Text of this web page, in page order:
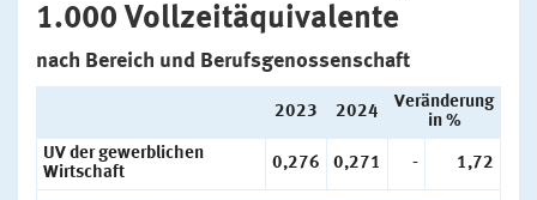
1.000 Vollzeitäquivalente
nach Bereich und Berufsgenossenschaft
2023 2024
Veränderung
in %
UV der gewerblichen
Wirtschaft
0,276 0,271 - 1,72